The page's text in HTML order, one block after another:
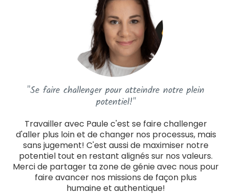
"Se faire challenger pour atteindre notre plein
potentiel!"
Travailler avec Paule c'est se faire challenger
d'aller plus loin et de changer nos processus, mais
sans jugement! C'est aussi de maximiser notre
potentiel tout en restant alignés sur nos valeurs.
Merci de partager ta zone de génie avec nous pour
faire avancer nos missions de façon plus
humaine et authentique!